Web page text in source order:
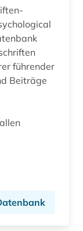
führender
Beiträge